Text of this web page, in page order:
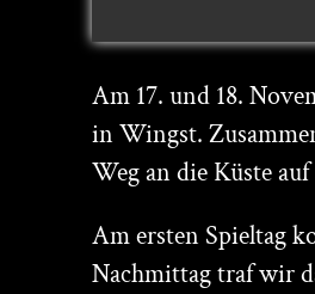
Am 17. und 18.
in Wingst.
Weg an die Küste auf
Am ersten Spieltag
Nachmittag traf wir